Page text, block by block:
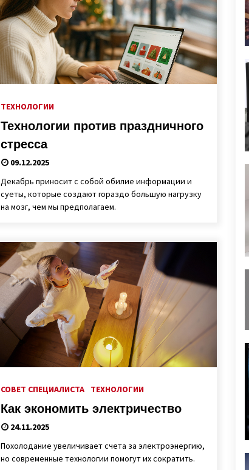
ТЕХНОЛОГИИ
Технологии против праздничного
стресса
09.12.2025
Декабрь приносит с собой обилие информации и
суеты, которые создают гораздо большую нагрузку
на мозг, чем мы предполагаем.
СОВЕТ СПЕЦИАЛИСТА ТЕХНОЛОГИИ
Как экономить электричество
24.11.2025
Похолодание увеличивает счета за электроэнергию,
но современные технологии помогут их сократить.